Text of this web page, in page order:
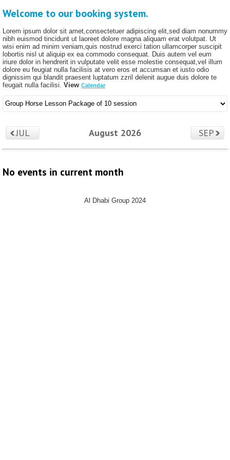
Welcome to our booking system.
Lorem ipsum dolor sit amet,consectetuer adipiscing elit,sed diam nonummy
nibh euismod tincidunt ut laoreet dolore magna aliquam erat volutpat. Ut
wisi enim ad minim veniam,quis nostrud exerci tation ullamcorper suscipit
lobortis nisl ut aliquip ex ea commodo consequat. Duis autem vel eum
iriure dolor in hendrerit in vulputate velit esse molestie consequat,vel illum
dolore eu feugiat nulla facilisis at vero eros et accumsan et iusto odio
dignissim qui blandit praesent luptatum zzril delenit augue duis dolore te
feugait nulla facilisi. View Calendar
JUL August 2026 SEP
No events in current month
Al Dhabi Group 2024